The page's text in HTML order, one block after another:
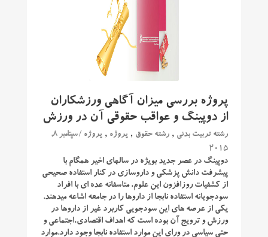
پروژه بررسی میزان آگاهی ورزشکاران
از دوپینگ و عواقب حقوقی آن در ورزش
رشته تربیت بدنی ,رشته حقوق , پروژه , پروژه
/ سپتامبر 8,
2015
دوپینگ در عصر جدید بویژه در سالهای اخیر همگام با
پیشرفت دانش پزشکی و داروسازی در کنار استفاده صحیحی
از کشفیات روزافزون این علوم، متاسفانه عده ای با افراد
سودجویانه استفاده نابجا از داروها را در جامعه اشاعه میدهند.
یکی از عرصه های این سودجویی کاربرد غیر از داروها در
ورزش و ترویج آن بوده است که اهداف اقتصادی،اجتماعی و
حتی سیاسی در ورای این موارد استفاده نابجا وجود دارد.موارد